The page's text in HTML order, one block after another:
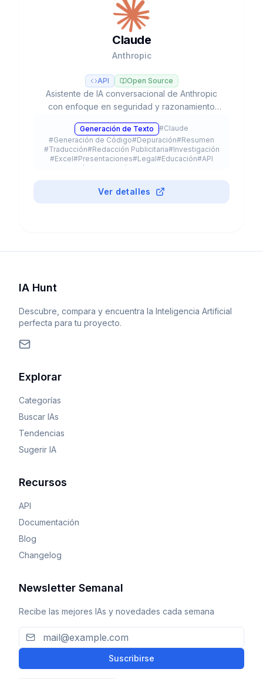
Claude
Anthropic
API Open Source
Asistente de IA conversacional de Anthropic
con enfoque en seguridad y razonamiento
flujos de trabajo agénticos con modelos Opus,
Sonnet y Haiku.
Generación de Texto #Claude
#Generación de Código#Depuración#Resumen
#Traducción#Redacción Publicitaria#Investigación
#Excel#Presentaciones#Legal#Educación#API
App Móvil Extensión de Navegador
Ver detalles
IA Hunt
Descubre, compara y encuentra la Inteligencia Artificial
perfecta para tu proyecto.
Explorar
Categorías
Buscar IAs
Tendencias
Sugerir IA
Recursos
API
Documentación
Blog
Changelog
Newsletter Semanal
Recibe las mejores IAs y novedades cada semana
Suscribirse